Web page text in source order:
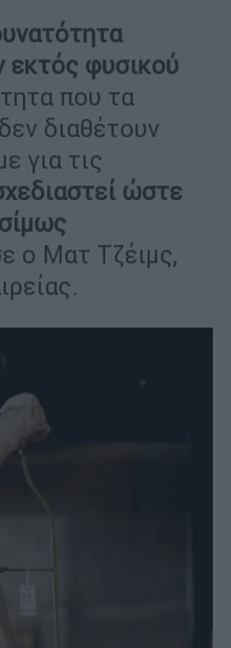
φυσικού
που τα
διαθέτουν
για τις
ώστε
ο Ματ Τζέιμς,